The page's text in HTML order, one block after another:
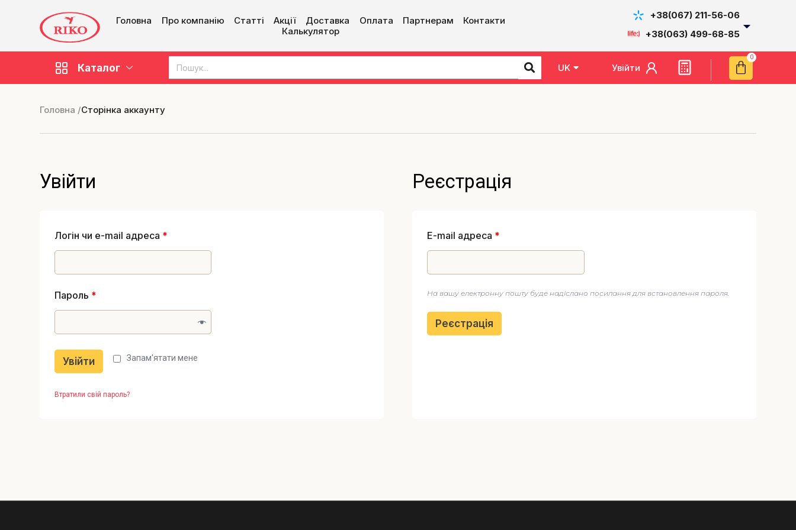
Головна Про компанію Статті Акції Доставка Оплата Партнерам
Контакти
Калькулятор
+38(067) 211-56-06
+38(063) 499-68-85
Каталог UK
EN Увійти
Головна /Сторінка аккаунту
Увійти
Логін чи e-mail адреса *
Пароль *
Запам'ятати мене
Увійти
Втратили свій пароль?
Реєстрація
E-mail адреса *
На вашу електронну пошту буде надіслано посилання для встановлення пароля.
Реєстрація